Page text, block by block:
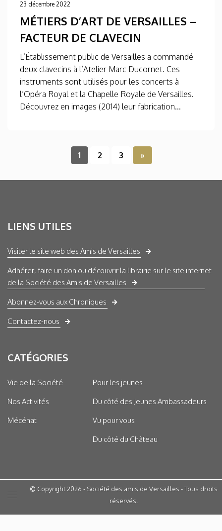
23 décembre 2022
MÉTIERS D’ART DE VERSAILLES –
FACTEUR DE CLAVECIN
L’Établissement public de Versailles a commandé
deux clavecins à l’Atelier Marc Ducornet. Ces
instruments sont utilisés pour les concerts à
l’Opéra Royal et la Chapelle Royale de Versailles.
Découvrez en images (2014) leur fabrication...
1 2 3 »
LIENS UTILES
Visiter le site web des Amis de Versailles
Adhérer, faire un don ou découvrir la librairie sur le site internet
de la Société des Amis de Versailles
Abonnez-vous aux Chroniques
Contactez-nous
CATÉGORIES
Vie de la Société
Nos Activités
Mécénat
Pour les jeunes
Du côté des Jeunes Ambassadeurs
Vu pour vous
Du côté du Château
© Copyright 2026 - Société des amis de Versailles - Tous droits
réservés.